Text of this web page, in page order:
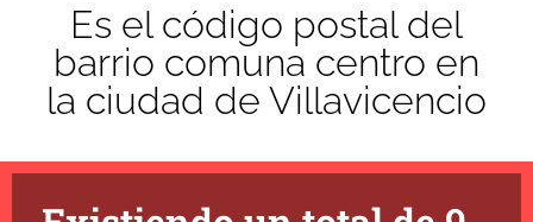
Es el código postal del
barrio comuna centro en
la ciudad de Villavicencio